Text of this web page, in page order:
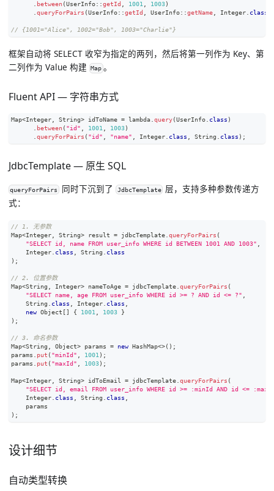
. between(UserInfo::getId , 1001, 1003)
.queryForPairs (UserInfo::getId , UserInfo::getName, Integer. class
// {1001="Alice", 1002="Bob", 1003="Charlie"}
框架自动将 SELECT 收窄为指定的两列，然后将第一列作为 Key、第
二列作为 Value 构建
Map 。
Fluent API — 字符串方式
Map<Integer, String> idToName = lambda.query(UserInfo. class )
. between( "id" , 1001, 1003)
.queryForPairs ( "id" , "name" , Integer. class , String . class ) ;
JdbcTemplate — 原生 SQL
queryForPairs 同时下沉到了 JdbcTemplate
层，支持多种参数传递方
式：
// 1. 无参数
Map<Integer, String> result = jdbcTemplate.queryForPairs (
"SELECT id, name FROM user_info WHERE id BETWEEN 1001 AND 1003" ,
Integer. class , String . class
) ;
// 2. 位置参数
Map<String , Integer> nameToAge = jdbcTemplate.queryForPairs (
"SELECT name, age FROM user_info WHERE id >= ? AND id <= ?" ,
String . class , Integer. class ,
new Object { 1001, 1003
}
) ;
// 3. 命名参数
Map<String , Object> params = new HashMap<>( ) ;
params . put ( "minId" , 1001) ;
params . put ( "maxId" , 1003) ;
Map<Integer, String> idToEmail = jdbcTemplate.queryForPairs (
"SELECT id, email FROM user_info WHERE id >= :minId AND id <=
Integer. class , String . class ,
    params
) ;
设计细节
自动类型转换